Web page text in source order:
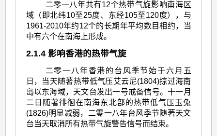
二零一八年共有12个热带气旋影响南海区
域（即北纬10至25度、东经105至120度），与
1961-2010年约12个的长期年平均数目相约，当
中有六个在南海上形成。
2.1.4 影响香港的热带气旋
二零一八年香港的台风季节始于六月五
日，当天随著热带低气压艾云尼(1804)掠过海南
岛以东海域，天文台发出一号戒备信号。十一月
二日随著徘徊在南海东北部的热带低气压玉兔
(1826)明显减弱，二零一八年台风季节随著天文
台当天取消所有热带气旋警告信号而结束。